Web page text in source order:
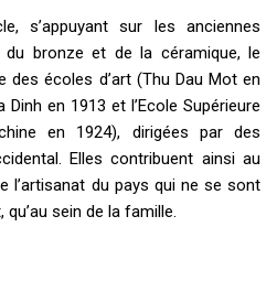
s’appuyant sur les anciennes
bronze et de la céramique, le
des écoles d’art (Thu Dau Mot en
Dinh en 1913 et l’Ecole Supérieure
en 1924), dirigées par des
Elles contribuent ainsi au
l’artisanat du pays qui ne se sont
sein de la famille.